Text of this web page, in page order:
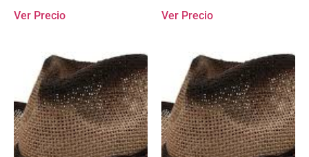
Ver Precio Ver Precio